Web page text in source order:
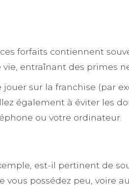
forfaits contiennent
entraînant des primes
sur la franchise (par
également à éviter les
ou votre ordinateur.
est-il pertinent de
possédez peu, voire